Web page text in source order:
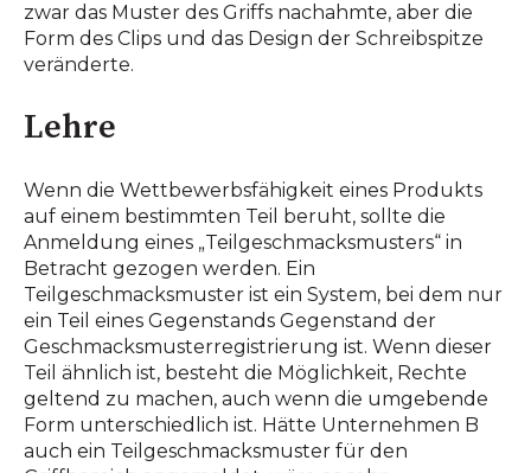
zwar das Muster des Griffs nachahmte, aber die
Form des Clips und das Design der Schreibspitze
veränderte.
Lehre
Wenn die Wettbewerbsfähigkeit eines Produkts
auf einem bestimmten Teil beruht, sollte die
Anmeldung eines „Teilgeschmacksmusters“ in
Betracht gezogen werden. Ein
Teilgeschmacksmuster ist ein System, bei dem nur
ein Teil eines Gegenstands Gegenstand der
Geschmacksmusterregistrierung ist. Wenn dieser
Teil ähnlich ist, besteht die Möglichkeit, Rechte
geltend zu machen, auch wenn die umgebende
Form unterschiedlich ist. Hätte Unternehmen B
auch ein Teilgeschmacksmuster für den